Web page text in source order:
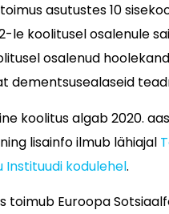
asutustes 10
le koolitusel osalenule
osalenud
dementsusealaseid
koolitus algab 2020.
lisainfo ilmub lähiajal
Instituudi kodulehel.
toimub Euroopa